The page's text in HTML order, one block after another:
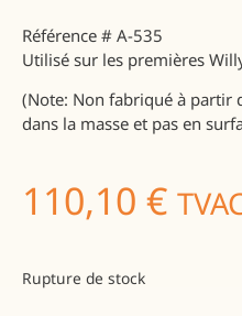
Référence # A-535
Utilisé sur les premières
(Note: Non fabriqué à partir
dans la masse et pas en
110,10 €
Rupture de stock